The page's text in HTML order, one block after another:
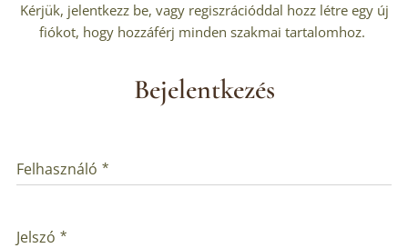
Kérjük, jelentkezz be, vagy regiszrációddal hozz létre egy új
fiókot, hogy hozzáférj minden szakmai tartalomhoz.
Bejelentkezés
Felhasználó
Jelszó